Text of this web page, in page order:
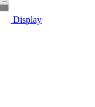
Display